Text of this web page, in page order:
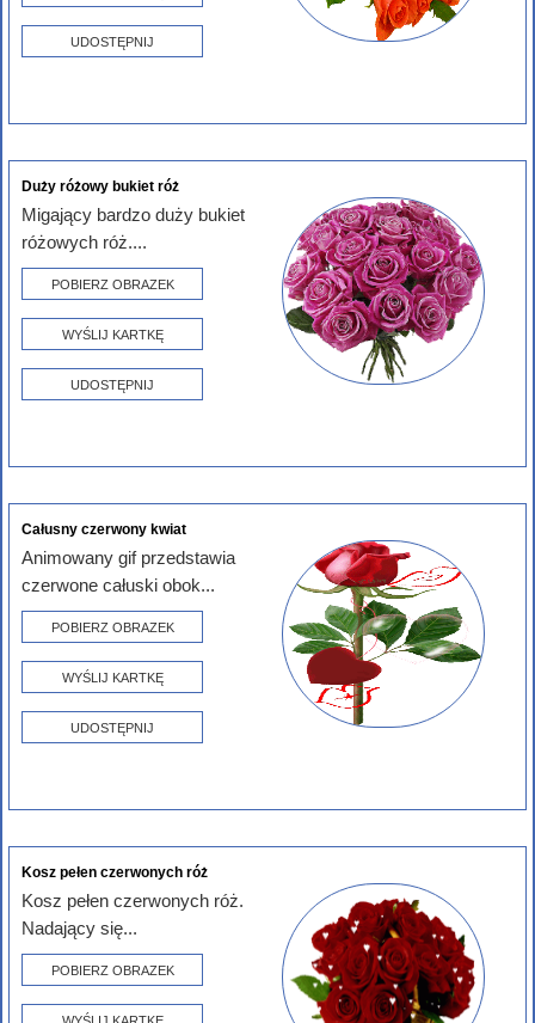
UDOSTĘPNIJ
Duży różowy bukiet róż
Migający bardzo duży bukiet
różowych róż....
POBIERZ OBRAZEK
WYŚLIJ KARTKĘ
UDOSTĘPNIJ
Całusny czerwony kwiat
Animowany gif przedstawia
czerwone całuski obok...
POBIERZ OBRAZEK
WYŚLIJ KARTKĘ
UDOSTĘPNIJ
Kosz pełen czerwonych róż
Kosz pełen czerwonych róż.
Nadający się...
POBIERZ OBRAZEK